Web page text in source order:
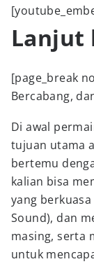
Lanjut
[page_break
Bercabang,
Di awal
tujuan utama
bertemu
kalian bisa
yang
Sound), dan
masing, serta
untuk